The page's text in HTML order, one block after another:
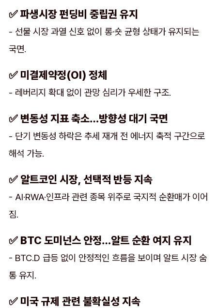
✅ 파생시장 펀딩비 중립권 유지
- 선물 시장 과열 신호 없이 롱·숏 균형 상태가 유지되는
국면.
✅ 미결제약정(OI) 정체
- 레버리지 확대 없이 관망 심리가 우세한 구조.
✅ 변동성 지표 축소…방향성 대기 국면
- 단기 변동성 하락은 추세 재개 전 에너지 축적 구간으로
해석 가능.
✅ 알트코인 시장, 선택적 반등 지속
- AI·RWA·인프라 관련 종목 위주로 국지적 순환매가 이어
짐.
✅ BTC 도미넌스 안정…알트 순환 여지 유지
- BTC.D 급등 없이 안정적인 흐름을 보이며 알트 시장 숨
통 유지.
✅ 미국 규제 관련 불확실성 지속